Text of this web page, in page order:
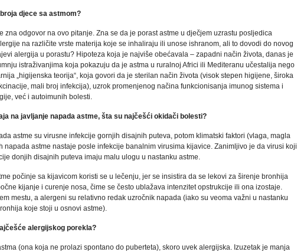
djece sa astmom?
zna odgovor na ovo pitanje. Zna se da je porast astme u dječjem uzrastu posljedica
na različite vrste materija koje se inhaliraju ili unose ishranom, ali to dovodi do novog
alergija u porastu? Hipoteza koja je najviše obećavala – zapadni način života, danas je
istraživanjima koja pokazuju da je astma u ruralnoj Africi ili Mediteranu učestalija nego
„higijenska teorija“, koja govori da je sterilan način života (visok stepen higijene, široka
mali broj infekcija), uzrok promenjenog načina funkcionisanja imunog sistema i
već i autoimunih bolesti.
na javljanje napada astme, šta su najčešći okidači bolesti?
astme su virusne infekcije gornjih disajnih puteva, potom klimatski faktori (vlaga, magla
napada astme nastaje posle infekcije banalnim virusima kijavice. Zanimljivo je da virusi koji
donjih disajnih puteva imaju malu ulogu u nastanku astme.
počinje sa kijavicom koristi se u lečenju, jer se insistira da se lekovi za širenje bronhija
kijanje i curenje nosa, čime se često ublažava intenzitet opstrukcije ili ona izostaje.
mestu, a alergeni su relativno redak uzročnik napada (iako su veoma važni u nastanku
koje stoji u osnovi astme).
alergijskog porekla?
(ona koja ne prolazi spontano do puberteta), skoro uvek alergijska. Izuzetak je manja